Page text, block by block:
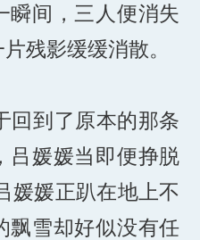
瞬间，三人便消失
残影缓缓消散。
到了原本的那条
吕媛媛当即便挣脱
媛媛正趴在地上不
飘雪却好似没有任